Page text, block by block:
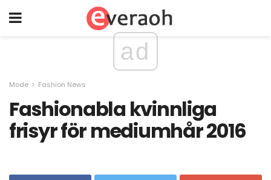
ad
Mode Fashion News
Fashionabla kvinnliga
frisyr för mediumhår 2016